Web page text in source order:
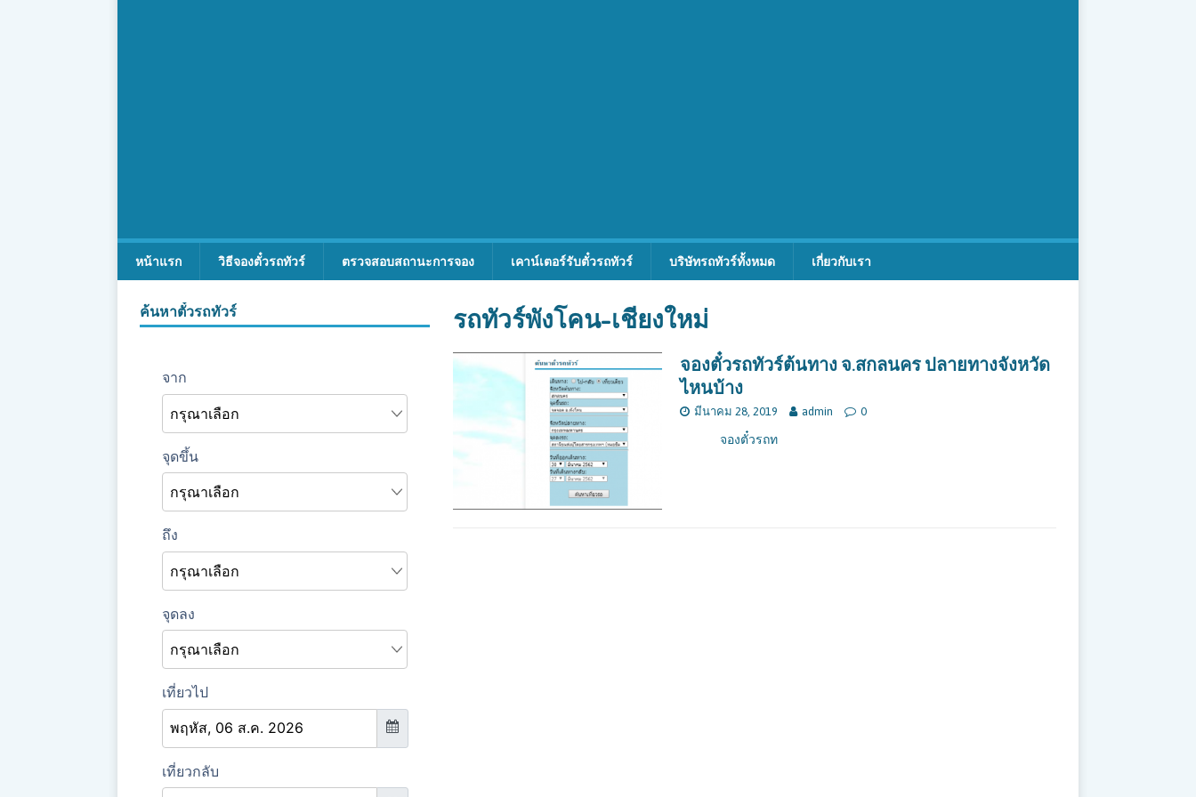
หน้าแรก วิธีจองตั๋วรถทัวร์ ตรวจสอบสถานะการจอง เคาน์เตอร์รับตั๋วรถทัวร์ บริษัทรถทัวร์ทั้งหมด เกี่ยวกับเรา
รถทัวร์พังโคน-เชียงใหม่
จองตั๋วรถทัวร์ต้นทาง จ.สกลนคร ปลายทางจังหวัด
ไหนบ้าง
มีนาคม 28, 2019 admin 0
จองตั๋วรถท
ค้นหาตั๋วรถทัวร์